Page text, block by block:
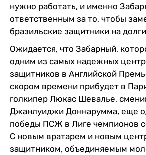
нужно работать, и именно
ответственным за то, чтобы
бразильские защитники на
Ожидается, что Забарный,
одним из самых надежных
защитников в Английской
скором времени прибудет в
голкипер Люкас Шевалье,
Джанлуиджи Доннарумма, еще
победы ПСЖ в Лиге чемпионов
С новым вратарем и новым
защитником, объединяемым